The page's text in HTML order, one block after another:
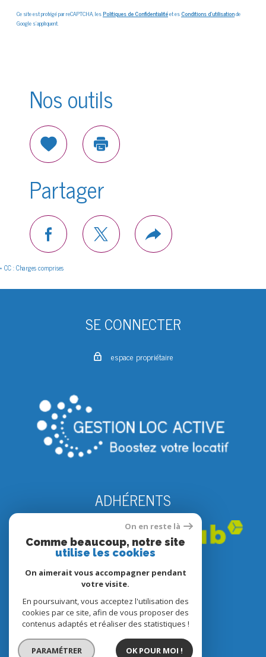
Ce site est protégé par reCAPTCHA, lesPolitiques de Confidentialitéet esConditions d'utilisationde
Google s'appliquent.
Nos outils
SélectionnerImprimer
Partager
facebooktwitter Plus
de
* CC : Charges comprises
SE CONNECTER
espace propriétaire
ADHÉRENTS
© 2022
Tous droits réservés
Traduction powered by Google
Nos honoraires
Plan du site
Mentions légales Partenaires
On en reste là
Comme beaucoup, notre site
utilise les cookies
On aimerait vous accompagner pendant
votre visite.
En poursuivant, vous acceptez l'utilisation des
cookies par ce site, afin de vous proposer des
contenus adaptés et réaliser des statistiques !
PARAMÉTRER OK POUR MOI !